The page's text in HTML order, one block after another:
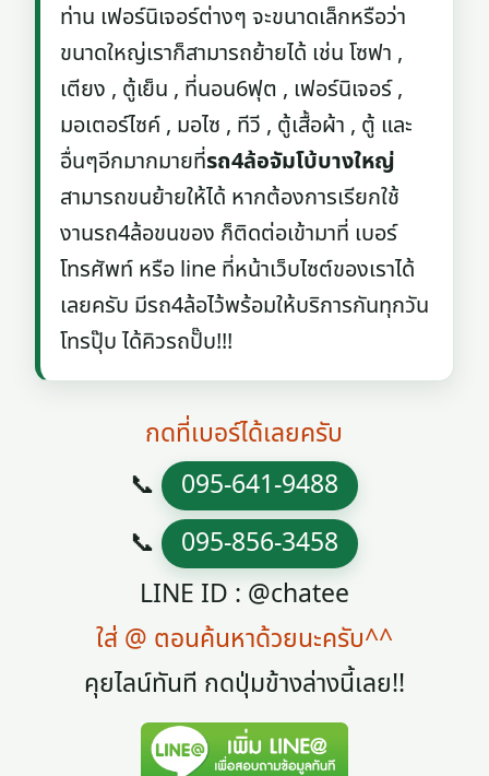
ท่าน เฟอร์นิเจอร์ต่างๆ จะขนาดเล็กหรือว่า
ขนาดใหญ่เราก็สามารถย้ายได้ เช่น โซฟา ,
เตียง , ตู้เย็น , ที่นอน6ฟุต , เฟอร์นิเจอร์ ,
มอเตอร์ไซค์ , มอไซ , ทีวี , ตู้เสื้อผ้า , ตู้ และ
อื่นๆอีกมากมายที่รถ4ล้อจัมโบ้บางใหญ่
สามารถขนย้ายให้ได้ หากต้องการเรียกใช้
งานรถ4ล้อขนของ ก็ติดต่อเข้ามาที่ เบอร์
โทรศัพท์ หรือ line ที่หน้าเว็บไซต์ของเราได้
เลยครับ มีรถ4ล้อไว้พร้อมให้บริการกันทุกวัน
โทรปุ๊บ ได้คิวรถปั๊บ!!!
กดที่เบอร์ได้เลยครับ
📞 095-641-9488
📞 095-856-3458
LINE ID : @chatee
ใส่ @ ตอนค้นหาด้วยนะครับ^^
คุยไลน์ทันที กดปุ่มข้างล่างนี้เลย!!